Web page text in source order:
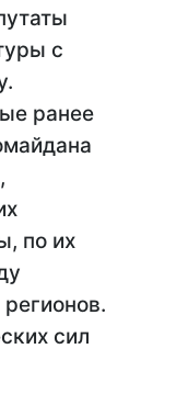
с
ранее
по их
сил